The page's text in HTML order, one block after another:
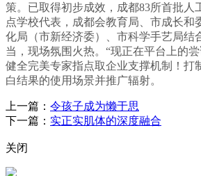
策。已取得初步成效，成都83所首批人
点学校代表，成都会教育局、市成长和
化局（市新经济委）、市科学手艺局结
当，现场氛围火热。“现正在平台上的
健全完美专家指点取企业支撑机制！打
白结果的使用场景并推广辐射。
上一篇： 令孩子成为懒于思
下一篇： 实正实肌体的深度融合
关闭